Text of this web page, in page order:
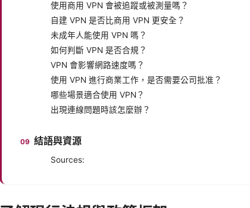
使用商用 VPN 會被追蹤或被測量嗎？
自建 VPN 是否比商用 VPN 更安全？
未成年人能使用 VPN 嗎？
如何判斷 VPN 是否合規？
VPN 會影響網路速度嗎？
使用 VPN 進行商業工作，是否需要公司批准？
哪些場景適合使用 VPN？
出現連線問題時該怎麼辦？
結語與資源
Sources: